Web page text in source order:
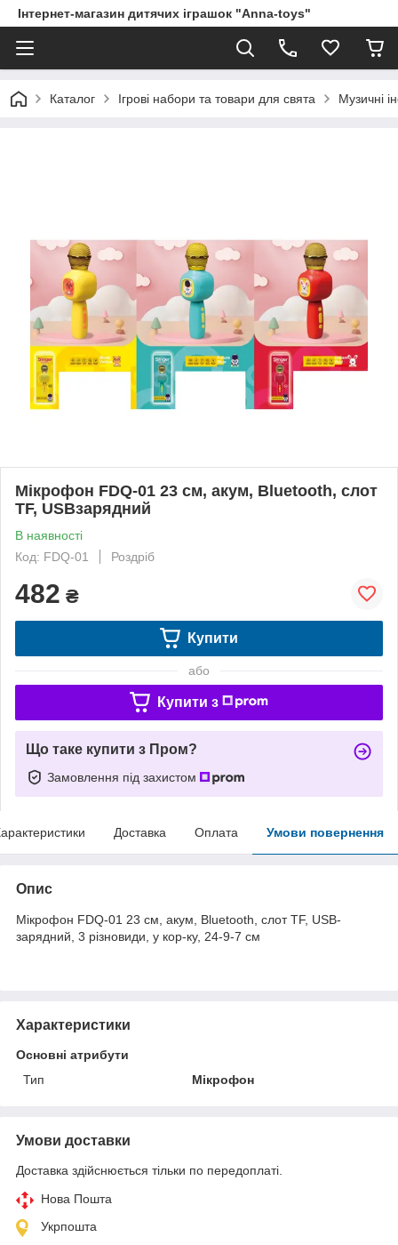
Інтернет-магазин дитячих іграшок "Anna-toys"
Каталог Ігрові набори та товари для свята Музичні
Мікрофон FDQ-01 23 см, акум, Bluetooth, слот
TF, USBзарядний
В наявності
Код: FDQ-01
Роздріб
482 ₴
Купити
або
Купити з
Що таке купити з Пром?
Замовлення під захистом
Доставка Оплата Умови повернення
Опис
Мікрофон FDQ-01 23 см, акум, Bluetooth, слот TF, USB-
зарядний, 3 різновиди, у кор-ку, 24-9-7 см
Характеристики
Основні атрибути
Тип
Мікрофон
Умови доставки
Доставка здійснюється тільки по передоплаті.
Нова Пошта
Укрпошта